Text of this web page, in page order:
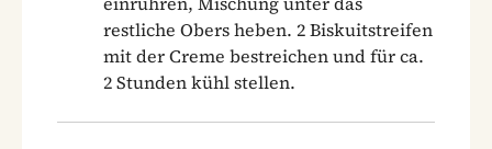
restliche Obers heben. 2 Biskuitstreifen
mit der Creme bestreichen und für ca.
2 Stunden kühl stellen.